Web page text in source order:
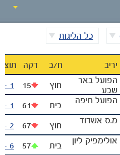
כל הליגות
יריב ח‪/‬ב דקה
הפועל באר
שבע
חוץ 15
1 - 0
הפועל חיפה בית 61
1 - 2
מ.ס אשדוד חוץ 67
2 - 2
אולימפיק ליון בית 57
6 - 0